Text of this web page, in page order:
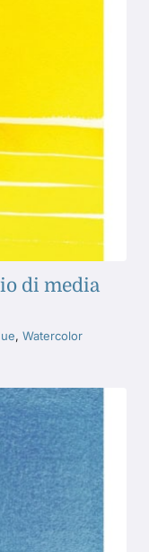
di media
, Watercolor